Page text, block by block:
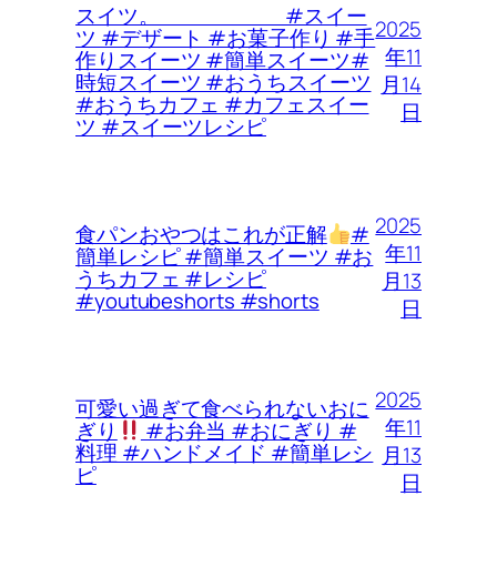
スイツ。 #スイー
ツ #デザート #お菓子作り #手
作りスイーツ #簡単スイーツ#
時短スイーツ #おうちスイーツ
#おうちカフェ #カフェスイー
ツ #スイーツレシピ
2025
年11
月14
日
食パンおやつはこれが正解 #
簡単レシピ #簡単スイーツ #お
うちカフェ #レシピ
#youtubeshorts #shorts
2025
年11
月13
日
可愛い過ぎて食べられないおに
ぎり #お弁当 #おにぎり #
料理 #ハンドメイド #簡単レシ
ピ
2025
年11
月13
日